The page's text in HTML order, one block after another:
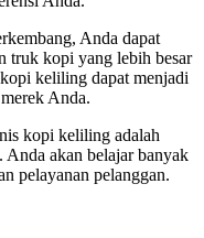
Anda dapat
truk kopi yang lebih besar
keliling dapat menjadi
Anda.
kopi keliling adalah
Anda akan belajar banyak
pelayanan pelanggan.